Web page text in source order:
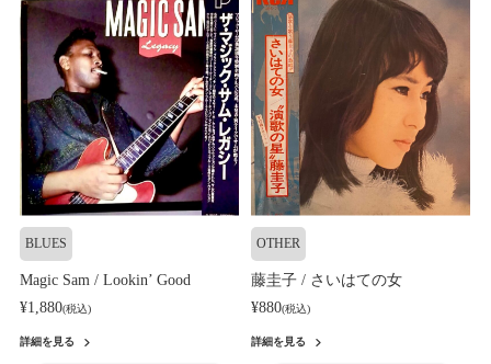
BLUES
Magic Sam / Lookin’ Good
¥1,880(税込)
詳細を見る
OTHER
藤圭子 / さいはての女
¥880(税込)
詳細を見る